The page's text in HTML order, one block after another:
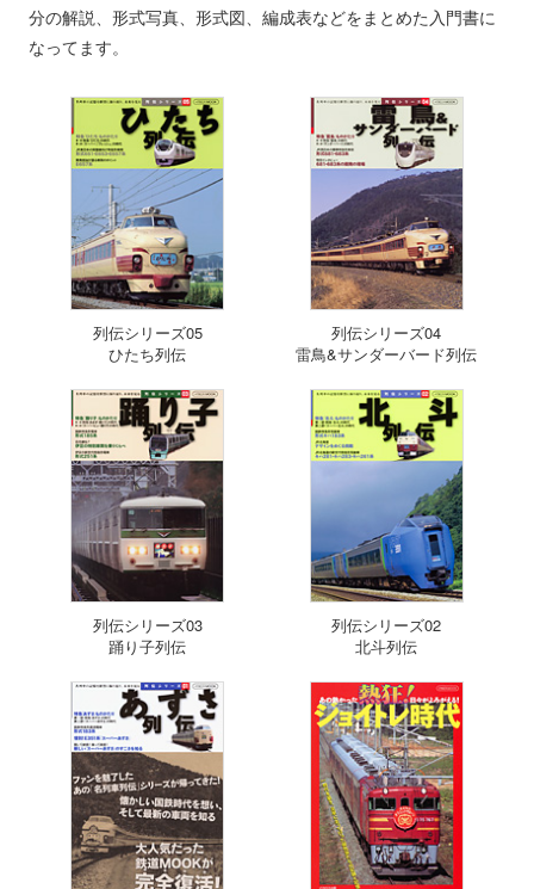
分の解説、形式写真、形式図、編成表などをまとめた入門書に
なってます。
列伝シリーズ05
ひたち列伝
列伝シリーズ04
雷鳥&サンダーバード列伝
列伝シリーズ03
踊り子列伝
列伝シリーズ02
北斗列伝